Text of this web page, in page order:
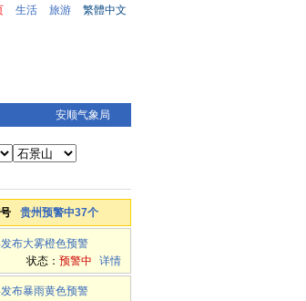
生活 旅游
繁體中文
安顺气象局
贵州预警中37个
布大雾橙色预警
状态： 预警中 详情
布暴雨黄色预警